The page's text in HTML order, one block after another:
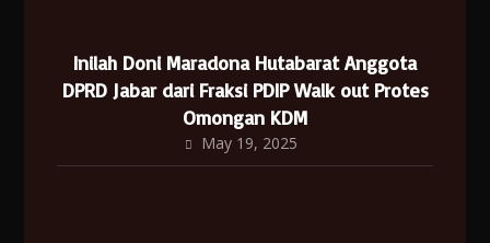
Inilah Doni Maradona Hutabarat Anggota
DPRD Jabar dari Fraksi PDIP Walk out Protes
Omongan KDM
May 19, 2025